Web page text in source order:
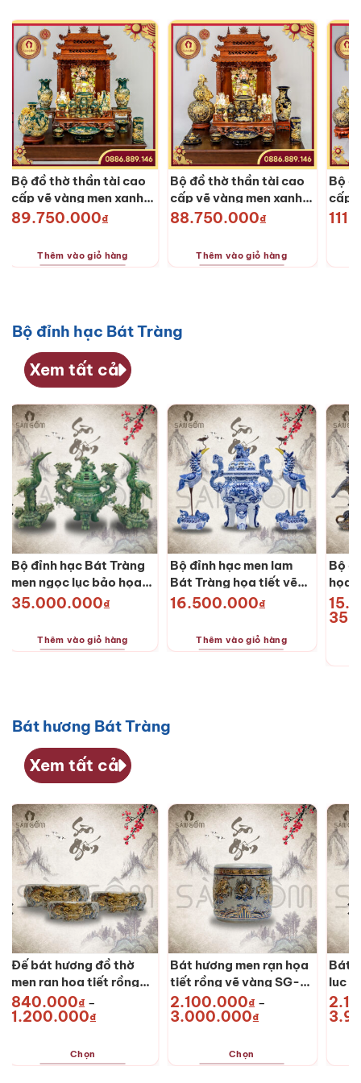
Bộ đồ thờ thần tài cao
cấp vẽ vàng men xanh
lục SG-DTVVL01
89.750.000₫
Thêm vào giỏ hàng
Bộ đồ thờ thần tài cao
cấp vẽ vàng men xanh
SG-DTVVX04
88.750.000₫
Thêm vào giỏ hàng
Bộ
cấp
SG-
Bộ đỉnh hạc Bát Tràng
Xem tất cả
Bộ đỉnh hạc Bát Tràng
men ngọc lục bảo họa
tiết khắc nổi SG-ĐH03
35.000.000₫
Thêm vào giỏ hàng
Bộ đỉnh hạc men lam
Bát Tràng họa tiết vẽ
tay SG-ĐH01
16.500.000₫
Thêm vào giỏ hàng
Bộ
họa
nổi
tùy
chọn
có
thể
chọn
trên
trang
sản
phẩm
Bát hương Bát Tràng
Xem tất cả
Đế bát hương đồ thờ
men rạn họa tiết rồng
vẽ vàng SG-ĐBHV08
840.000₫ –
1.200.000₫Khoảng
giá:
1.200.000₫
Chọn
Bát hương men rạn họa
tiết rồng vẽ vàng SG-
BHTV08
2.100.000₫ –
3.000.000₫Khoảng
3.000.000₫
Chọn
Bát
lục
long